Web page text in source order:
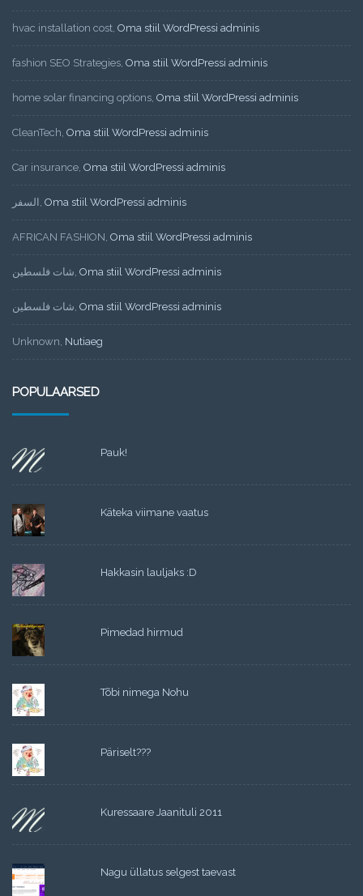
hvac installation cost, Oma stiil WordPressi adminis
fashion SEO Strategies, Oma stiil WordPressi adminis
home solar financing options, Oma stiil WordPressi adminis
CleanTech, Oma stiil WordPressi adminis
Car insurance, Oma stiil WordPressi adminis
السفر , Oma stiil WordPressi adminis
AFRICAN FASHION, Oma stiil WordPressi adminis
شات فلسطين, Oma stiil WordPressi adminis
شات فلسطين, Oma stiil WordPressi adminis
Unknown, Nutiaeg
POPULAARSED
Pauk!
Käteka viimane vaatus
Hakkasin lauljaks :D
Pimedad hirmud
Tõbi nimega Nohu
Päriselt???
Kuressaare Jaanituli 2011
Nagu üllatus selgest taevast